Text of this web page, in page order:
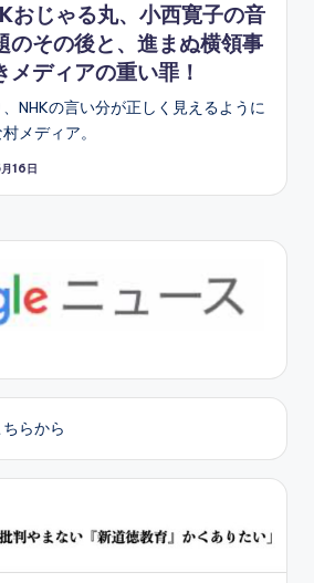
おじゃる丸、小西寛子の音
のその後と、進まぬ横領事
ディアの重い罪！
NHKの言い分が正しく見えるように
メディア。
16日
らから